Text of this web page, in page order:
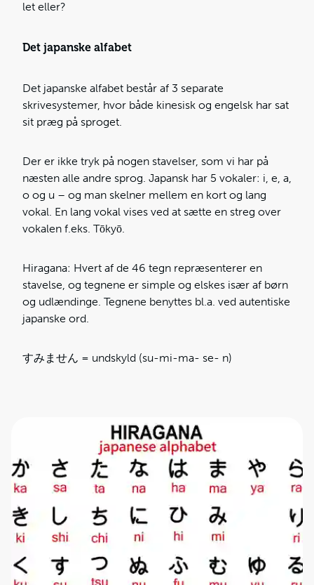
let eller?
Det japanske alfabet
Det japanske alfabet består af 3 separate
skrivesystemer, hvor både kinesisk og engelsk har sat
sit præg på sproget.
Der er ikke tryk på nogen stavelser, som vi har på
næsten alle andre sprog. Japansk har 5 vokaler: i, e, a,
o og u – og man skelner mellem en kort og lang
vokal. En lang vokal vises ved at sætte en streg over
vokalen f.eks. Tōkyō.
Hiragana: Hvert af de 46 tegn repræsenterer en
stavelse, og tegnene er simple og elskes især af børn
og udlændinge. Tegnene benyttes bl.a. ved autentiske
japanske ord.
すみません = undskyld (su-mi-ma- se- n)